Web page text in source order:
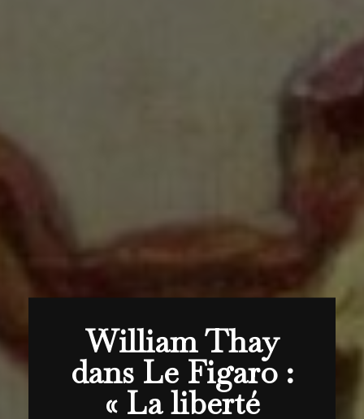
William Thay
dans Le Figaro :
« La liberté